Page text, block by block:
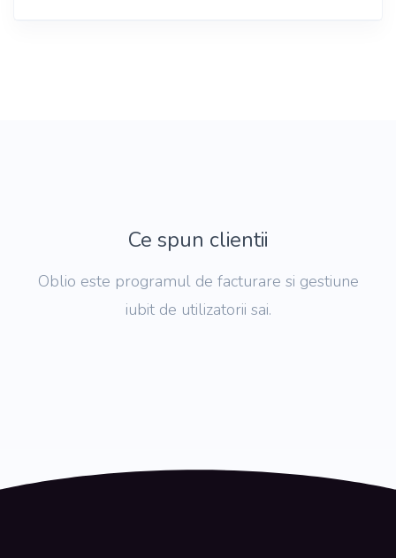
Ce spun clientii
Oblio este programul de facturare si gestiune
iubit de utilizatorii sai.